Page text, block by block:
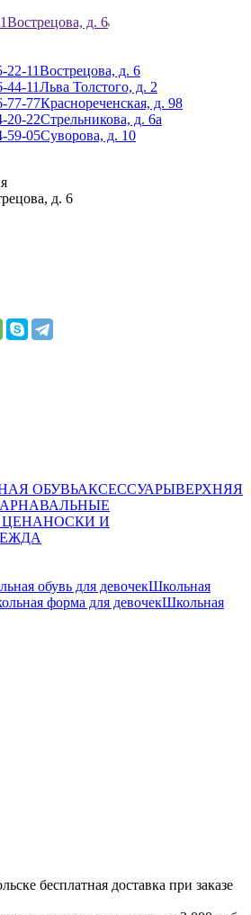
Вострецова, д. 6
22-11Вострецова, д. 6
44-11Льва Толстого, д. 2
77-77Краснореченская, д. 98
20-22Стрельникова, д. 6а
59-05Суворова, д. 10
д. 6
ОБУВЬАКСЕССУАРЫВЕРХНЯЯ
НОСКИ И
обувь для девочекШкольная
форма для девочекШкольная
бесплатная доставка при заказе